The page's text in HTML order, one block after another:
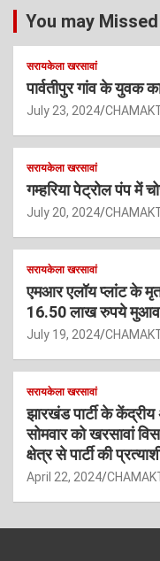
You may Missed
सरायकेला खरसावां
पार्वतीपुर गांव के युवक
July 23, 2024
सरायकेला खरसावां
गम्हरिया पेट्रोल पंप में
July 20, 2024
सरायकेला खरसावां
एमआर एलॉय प्लांट के
16.50 लाख रुपये
July 19, 2024
सरायकेला खरसावां
झारखंड पार्टी के केंद्रीय
सोमवार को खरसावां
क्षेत्र से पार्टी की
April 22, 2024